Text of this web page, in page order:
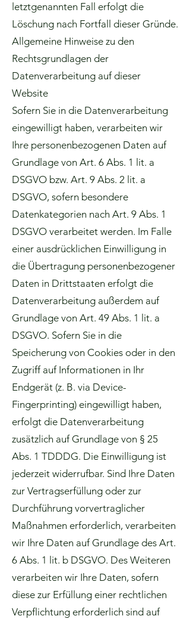
letztgenannten Fall erfolgt die
Löschung nach Fortfall dieser Gründe.
Allgemeine Hinweise zu den
Rechtsgrundlagen der
Datenverarbeitung auf dieser
Website
Sofern Sie in die Datenverarbeitung
eingewilligt haben, verarbeiten wir
Ihre personenbezogenen Daten auf
Grundlage von Art. 6 Abs. 1 lit. a
DSGVO bzw. Art. 9 Abs. 2 lit. a
DSGVO, sofern besondere
Datenkategorien nach Art. 9 Abs. 1
DSGVO verarbeitet werden. Im Falle
einer ausdrücklichen Einwilligung in
die Übertragung personenbezogener
Daten in Drittstaaten erfolgt die
Datenverarbeitung außerdem auf
Grundlage von Art. 49 Abs. 1 lit. a
DSGVO. Sofern Sie in die
Speicherung von Cookies oder in den
Zugriff auf Informationen in Ihr
Endgerät (z. B. via Device-
Fingerprinting) eingewilligt haben,
erfolgt die Datenverarbeitung
zusätzlich auf Grundlage von § 25
Abs. 1 TDDDG. Die Einwilligung ist
jederzeit widerrufbar. Sind Ihre Daten
zur Vertragserfüllung oder zur
Durchführung vorvertraglicher
Maßnahmen erforderlich, verarbeiten
wir Ihre Daten auf Grundlage des Art.
6 Abs. 1 lit. b DSGVO. Des Weiteren
verarbeiten wir Ihre Daten, sofern
diese zur Erfüllung einer rechtlichen
Verpflichtung erforderlich sind auf